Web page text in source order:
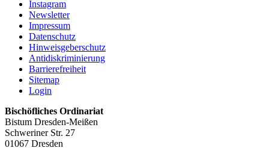
Instagram
Newsletter
Impressum
Datenschutz
Hinweisgeberschutz
Antidiskriminierung
Barrierefreiheit
Sitemap
Login
Bischöfliches Ordinariat
Bistum Dresden-Meißen
Schweriner Str. 27
01067 Dresden